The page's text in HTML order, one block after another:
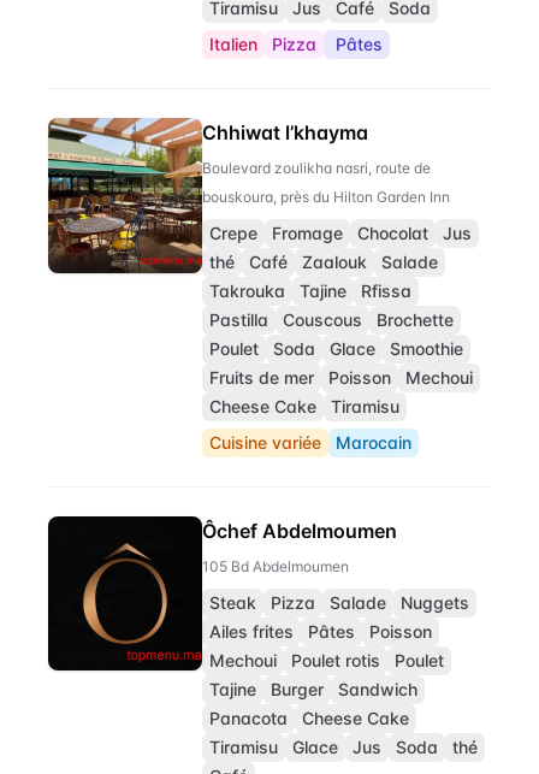
Tiramisu
Jus Café
Soda
Italien
Pizza Pâtes
Chhiwat l’khayma
Boulevard zoulikha nasri, route de
bouskoura, près du Hilton Garden Inn
Crepe Fromage Chocolat
Jus
thé
Café Zaalouk
Salade
Takrouka
Tajine
Rfissa
Pastilla
Couscous
Brochette
Poulet
Soda Glace
Smoothie
Fruits de mer
Poisson
Mechoui
Cheese Cake
Tiramisu
Cuisine variée
Marocain
Ôchef Abdelmoumen
105 Bd Abdelmoumen
Steak Pizza Salade
Nuggets
Ailes frites
Pâtes
Poisson
Mechoui
Poulet rotis
Poulet
Tajine
Burger
Sandwich
Panacota
Cheese Cake
Tiramisu
Glace Jus Soda
thé